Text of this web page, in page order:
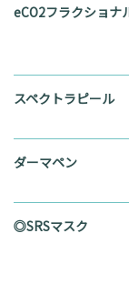
eCO2フラクショナ
スペクトラピール
ダーマペン
◎SRSマスク